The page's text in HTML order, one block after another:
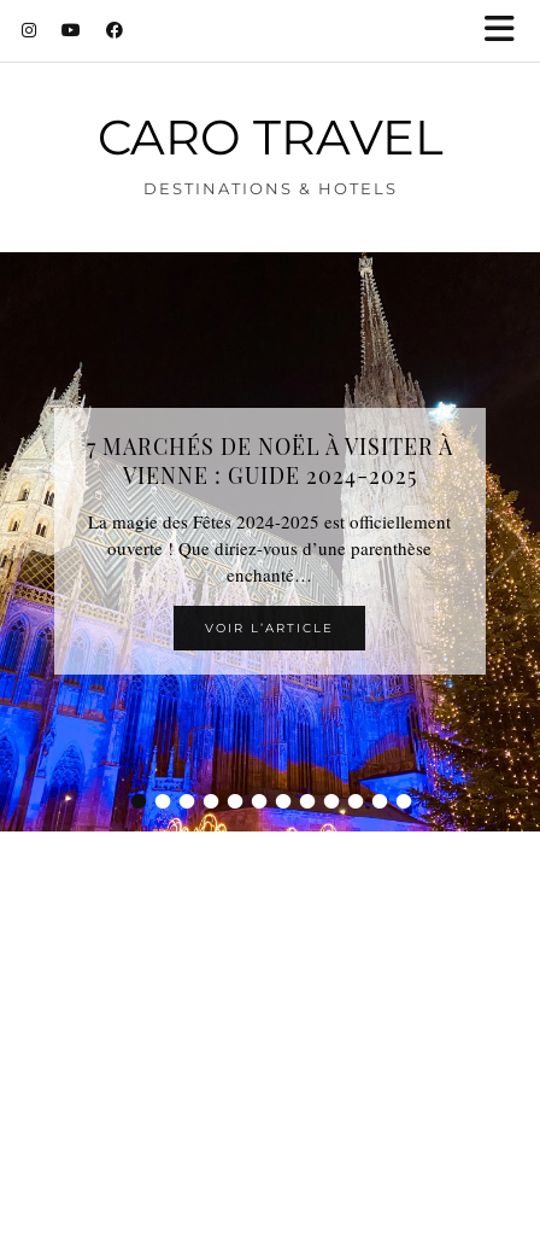
CARO TRAVEL
DESTINATIONS & HOTELS
••••••••••••
7 MARCHÉS DE NOËL À VISITER À
VIENNE : GUIDE 2024-2025
La magie des Fêtes 2024-2025 est officiellement
ouverte ! Que diriez-vous d’une parenthèse
enchanté…
VOIR L’ARTICLE